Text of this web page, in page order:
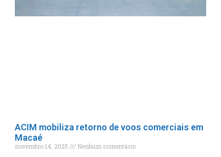
ACIM mobiliza retorno de voos comerciais em
Macaé
novembro 14, 2025
Nenhum comentário